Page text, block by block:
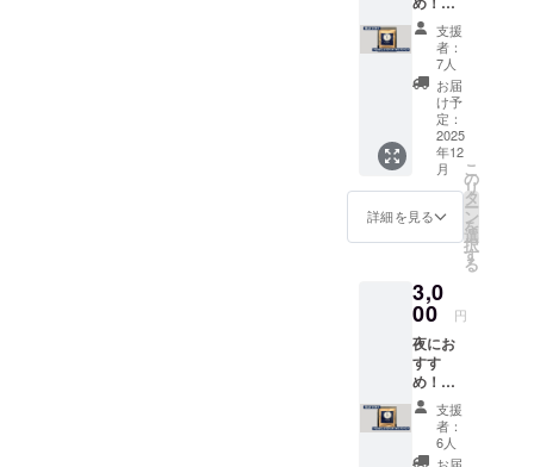
場づくりを
大切にして
います。
ATATA
BI」さ
んと、
弊社い
とをか
しのコ
ラボス
テッ
カーで
す。 2
種類
セット
ザイン
となっ
ており
ます！
PCやス
マホ、
タンブ
ラーや
手帳な
どな
とをか
しオリ
ジナル
ブレン
ドコー
ヒー×10
供内
容】 モ
カシダ
モを
50％配
合し
すっき
りとし
た酸味
が特徴
のブレ
ンド
コー
ヒーで
す。シ
ダモの
支援
者：
7人
お届
け予
定：
2025
年12
月
詳細を見る
こ
の
リ
タ
ー
ン
を
選
択
す
る
3,0
00 円
夜にお
すす
め！い
とをか
しオリ
ジナル
ブレン
支援
者：
6人
お届